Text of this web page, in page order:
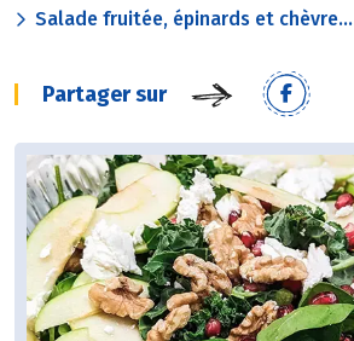
Salade fruitée, épinards et chèvre...
Partager sur